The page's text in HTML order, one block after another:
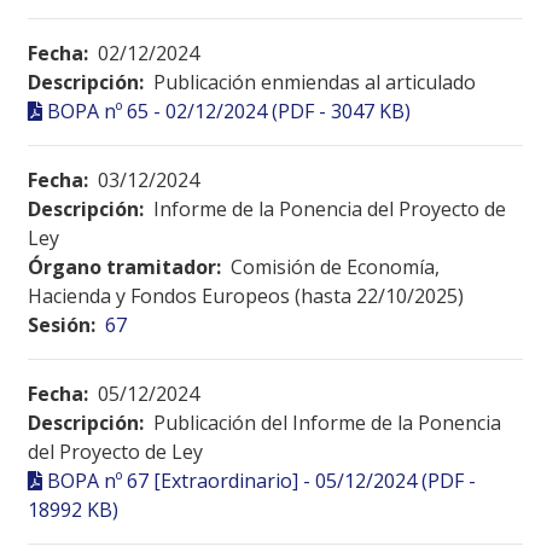
Fecha: 02/12/2024
Descripción: Publicación enmiendas al articulado
BOPA nº 65 - 02/12/2024 (PDF - 3047 KB)
Fecha: 03/12/2024
Descripción: Informe de la Ponencia del Proyecto de
Ley
Órgano tramitador: Comisión de Economía,
Hacienda y Fondos Europeos (hasta 22/10/2025)
Sesión: 67
Fecha: 05/12/2024
Descripción: Publicación del Informe de la Ponencia
del Proyecto de Ley
BOPA nº 67 [Extraordinario] - 05/12/2024 (PDF -
18992 KB)